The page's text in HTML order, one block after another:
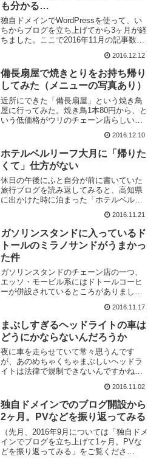
も分かる…
独自ドメインでWordPressを使って、い
ちからブログを立ち上げてから3ヶ月が経
ちました。ここで2016年11月の記事数・
30。1日1記事ペースを辛うじて維持記事
数は30でした。先月のまとめでは「11...
2016.12.12
備長扇屋で焼きとりをお持ち帰り
してみた（メニューの写真あり）
近所にできた「備長扇屋」という焼き鳥
屋に行ってみた。焼き鳥1本80円から、と
いう低価格がウリのチェーン店らしい。
けど、「お持ち帰りできます」と看板に
大きく書いてあるのをこの前見かけて、
夜勤の時に職場に持っ...
2016.12.10
ホテルベルリーフ大月に「帰りた
くて」仕方がない
休日の午後にふと自分が前に書いていた
旅行ブログを読み返してみると、高知県
に出かけた時に泊まった「ホテルベルリ
た。上の写真はロビーの様子ね。あの頃
はスーパーの物流倉庫で毎日ボロボロに
なるまで働いててさ…どう...
2016.11.21
ガソリンスタンドに入っているド
トールのミラノサンドがうまかっ
た件
ガソリンスタンドのチェーン店の一つ、
エッソ・モービル系にはドトールコーヒ
ーが併設されているところがありまして
で給油ついでに行ってきたんですけど、
何気なく買ってみたサンドイッチがなか
なかのうまさでした。…う...
2016.11.17
まぶしすぎるヘッドライトの車は
どうにかならないんだろうか
夜に車を走らせていて常々思うんです
が、あのめちゃくちゃまぶしいヘッドラ
イトは法律で規制できないんですかね
あの強烈に青白いヤツ。対向してきたと
きはもちろん眩しいし歩行者が消える蒸
発現象も引き起こすから...
2016.11.02
独自ドメインでのブログ開設から
2ヶ月。PVなどを振り返ってみる
（先月、2016年9月については「独自ドメ
インでブログを立ち上げて1ヶ月。PVな
どを振り返ってみる」をご覧くださ